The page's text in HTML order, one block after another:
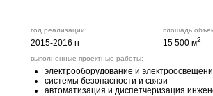
2015-2016 гг 15 500 м2
год реализации: площадь
электрооборудование и
системы безопасности и связи
автоматизация и диспетчеризация
выполненные проектные работы: